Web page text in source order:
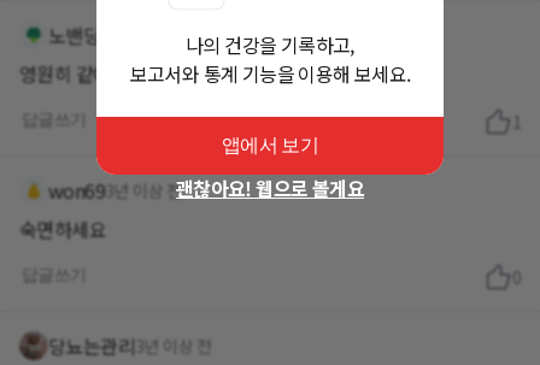
노밴딩마인드 3년 이상 전
영원히 같이가야 하는 친구처럼 관리 해야한디고 해요
1
won693년 이상 전
숙면하세요
당뇨는관리 3년 이상 전
나의 건강을 기록하고,
보고서와 통계 기능을 이용해 보세요.
앱에서 보기
괜찮아요! 웹으로 볼게요